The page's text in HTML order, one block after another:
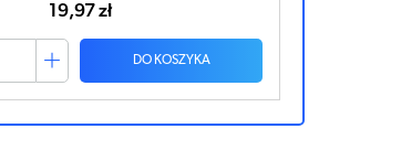
19,97 zł
DO KOSZYKA